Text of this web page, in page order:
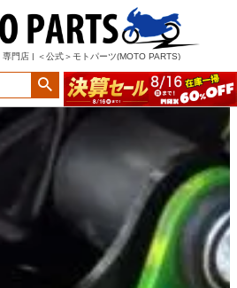
専門店 | ＜公式＞モトパーツ(MOTO PARTS)